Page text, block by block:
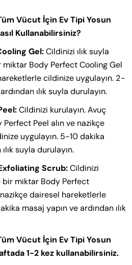
Vücut İçin Ev Tipi Yosun
Kullanabilirsiniz?
Gel:Cildinizi ılık suyla
miktar Body Perfect Cooling Gel
cildinize uygulayın. 2-
ılık suyla durulayın.
Cildinizi kurulayın. Avuç
Peel alın ve nazikçe
uygulayın. 5-10 dakika
suyla durulayın.
Scrub:Cildinizi
bir miktar Body Perfect
dairesel hareketlerle
masaj yapın ve ardından ılık
Vücut İçin Ev Tipi Yosun
1-2 kez kullanabilirsiniz.